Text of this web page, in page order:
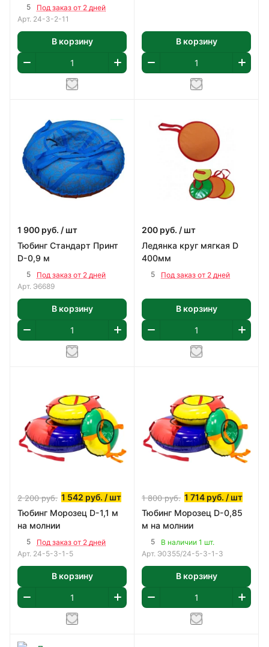
5
Под заказ от 2 дней
Арт. 24-3-2-11
В корзину В корзину
1 900 руб. / шт
Тюбинг Стандарт Принт
D-0,9 м
5
Под заказ от 2 дней
Арт. Э6689
В корзину
200 руб. / шт
Ледянка круг мягкая D
400мм
5 Под заказ от 2 дней
В корзину
2 200руб. 1 542 руб. / шт
Тюбинг Морозец D-1,1 м
на молнии
5
Под заказ от 2 дней
Арт. 24-5-3-1-5
В корзину
1 800руб. 1 714 руб. / шт
Тюбинг Морозец D-0,85
м на молнии
5
В наличии 1 шт.
Арт. Э0355/24-5-3-1-3
В корзину